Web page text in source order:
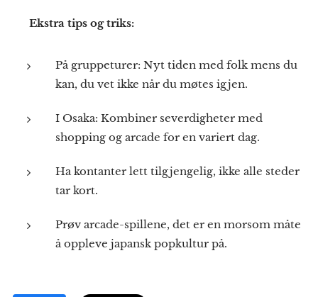
Ekstra tips og triks:
På gruppeturer: Nyt tiden med folk mens du
kan, du vet ikke når du møtes igjen.
I Osaka: Kombiner severdigheter med
shopping og arcade for en variert dag.
Ha kontanter lett tilgjengelig, ikke alle steder
tar kort.
Prøv arcade-spillene, det er en morsom måte
å oppleve japansk popkultur på.